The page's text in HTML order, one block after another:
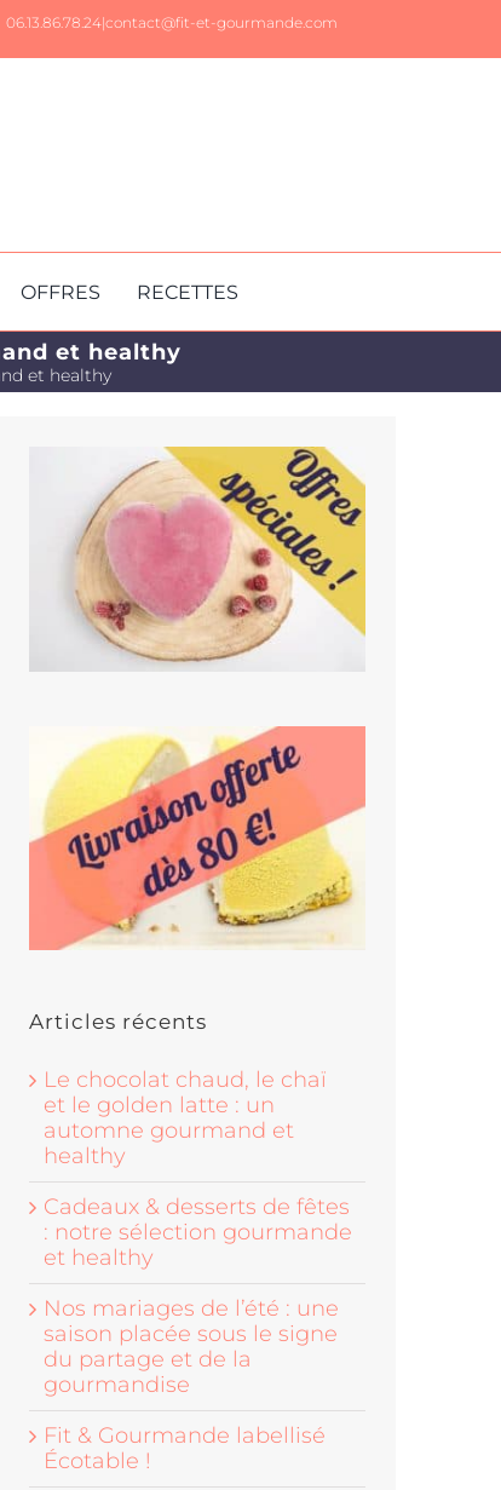
06.13.86.78.24|contact@fit-et-gourmande.com
OFFRES RECETTES
et healthy
et healthy
Articles récents
Le chocolat chaud, le chaï
et le golden latte : un
automne gourmand et
healthy
Cadeaux & desserts de fêtes
: notre sélection gourmande
et healthy
Nos mariages de l’été : une
saison placée sous le signe
du partage et de la
gourmandise
Fit & Gourmande labellisé
Écotable !